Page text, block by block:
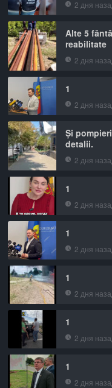
2 дня
Alte 5
reabilitate
2 дня
1
2 дня
Și
detalii.
2 дня
1
2 дня
1
2 дня
1
2 дня
1
2 дня
1
2 дня